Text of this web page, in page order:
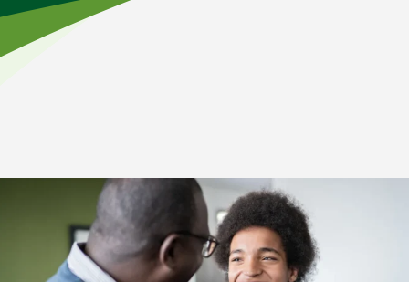
Académicos Estudios de secundaria